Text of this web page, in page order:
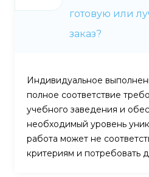
готовую или
заказ?
Индивидуальное
полное соответствие
учебного заведения и
необходимый уровень
работа может не
критериям и потребовать